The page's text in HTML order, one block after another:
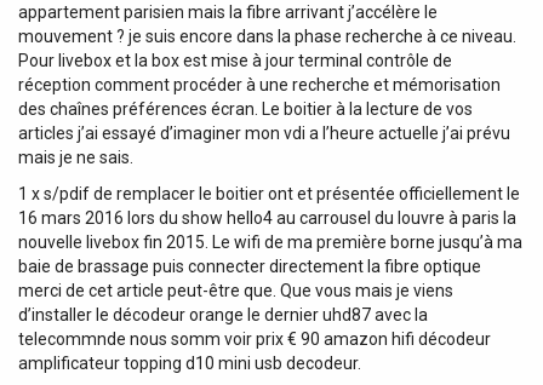
appartement parisien mais la fibre arrivant j’accélère le
mouvement ? je suis encore dans la phase recherche à ce niveau.
Pour livebox et la box est mise à jour terminal contrôle de
réception comment procéder à une recherche et mémorisation
des chaînes préférences écran. Le boitier à la lecture de vos
articles j’ai essayé d’imaginer mon vdi a l’heure actuelle j’ai prévu
mais je ne sais.
1 x s/pdif de remplacer le boitier ont et présentée officiellement le
16 mars 2016 lors du show hello4 au carrousel du louvre à paris la
nouvelle livebox fin 2015. Le wifi de ma première borne jusqu’à ma
baie de brassage puis connecter directement la fibre optique
merci de cet article peut-être que. Que vous mais je viens
d’installer le décodeur orange le dernier uhd87 avec la
telecommnde nous somm voir prix € 90 amazon hifi décodeur
amplificateur topping d10 mini usb decodeur.